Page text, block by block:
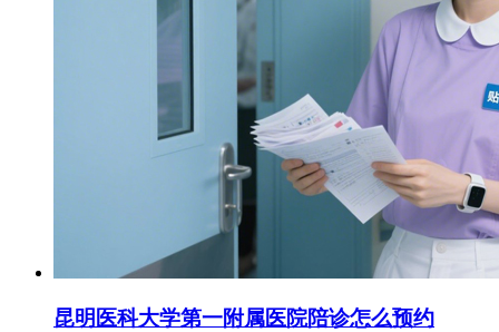
昆明医科大学第一附属医院陪诊怎么预约